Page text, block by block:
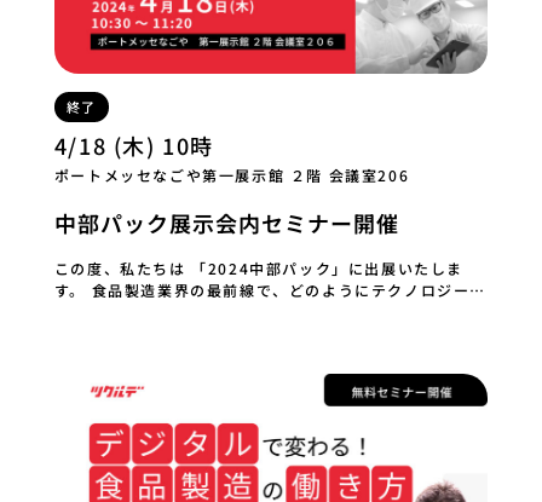
終了
4/18 (木) 10時
ポートメッセなごや第一展示館 ２階 会議室206
中部パック展示会内セミナー開催
この度、私たちは 「2024中部パック」に出展いたしま
す。 食品製造業界の最前線で、どのようにテクノロジーが